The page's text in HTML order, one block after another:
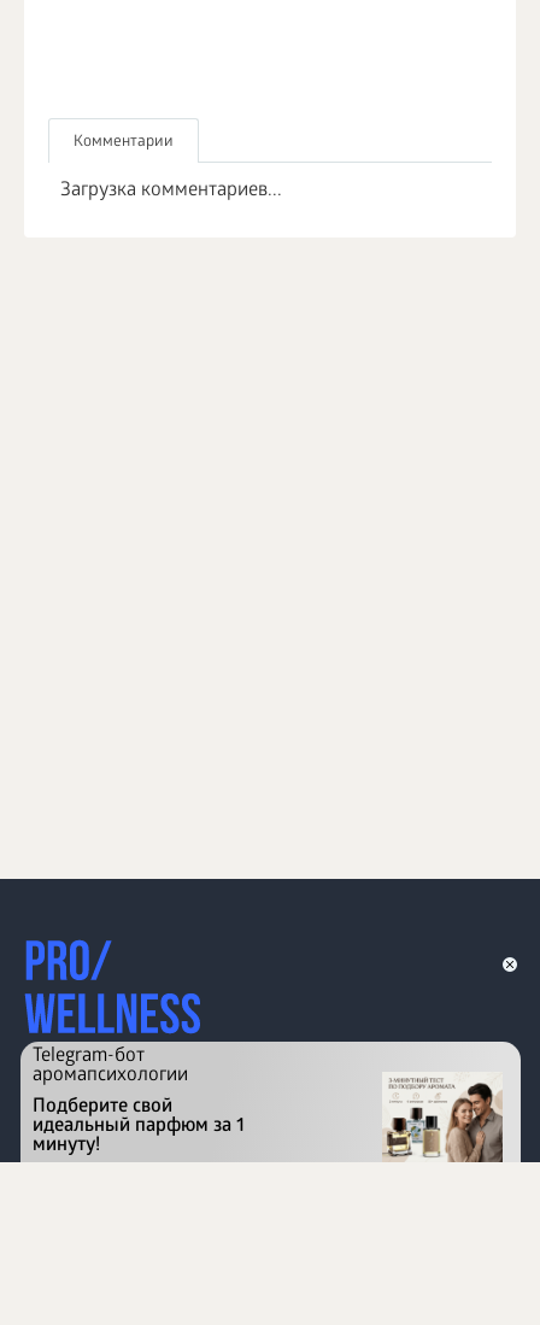
Комментарии
Загрузка комментариев...
Перейти на сайт
Telegram-бот
аромапсихологии
Подберите свой
идеальный парфюм за 1
минуту!